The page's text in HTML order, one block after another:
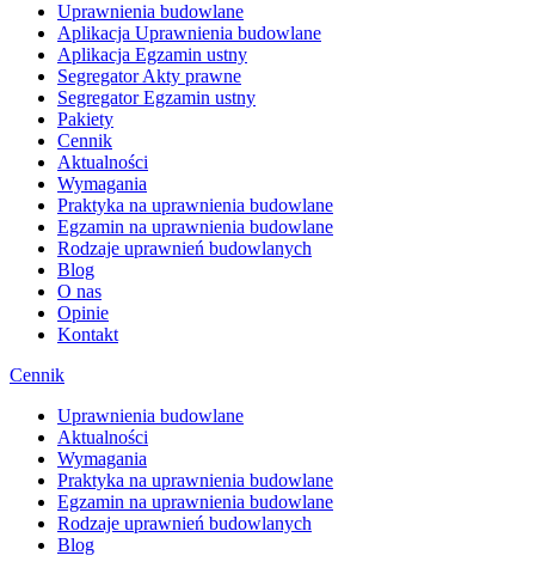
Uprawnienia budowlane
Aplikacja Uprawnienia budowlane
Aplikacja Egzamin ustny
Segregator Akty prawne
Segregator Egzamin ustny
Pakiety
Cennik
Aktualności
Wymagania
Praktyka na uprawnienia budowlane
Egzamin na uprawnienia budowlane
Rodzaje uprawnień budowlanych
Blog
O nas
Opinie
Kontakt
Cennik
Uprawnienia budowlane
Aktualności
Wymagania
Praktyka na uprawnienia budowlane
Egzamin na uprawnienia budowlane
Rodzaje uprawnień budowlanych
Blog